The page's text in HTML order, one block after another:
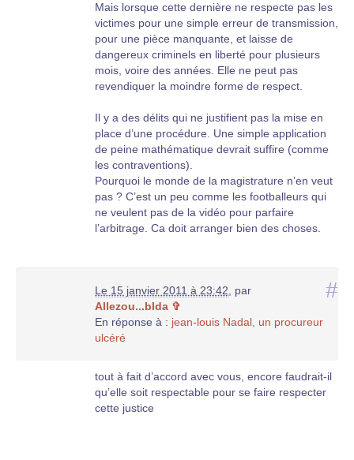
Mais lorsque cette dernière ne respecte pas les
victimes pour une simple erreur de transmission,
pour une pièce manquante, et laisse de
dangereux criminels en liberté pour plusieurs
mois, voire des années. Elle ne peut pas
revendiquer la moindre forme de respect.
Il y a des délits qui ne justifient pas la mise en
place d’une procédure. Une simple application
de peine mathématique devrait suffire (comme
les contraventions).
Pourquoi le monde de la magistrature n’en veut
pas ? C’est un peu comme les footballeurs qui
ne veulent pas de la vidéo pour parfaire
l’arbitrage. Ca doit arranger bien des choses.
#
Le 15 janvier 2011 à 23:42
par
Allezou...bIda ✞
En réponse à : jean-louis Nadal, un procureur
ulcéré
tout à fait d’accord avec vous, encore faudrait-il
qu’elle soit respectable pour se faire respecter
cette justice